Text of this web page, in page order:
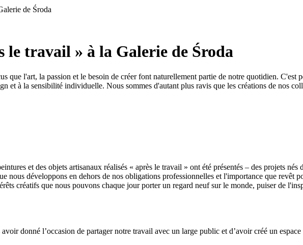
de Środa
le travail » à la Galerie de Środa
que l'art, la passion et le besoin de créer font naturellement partie de notre quotidien. C'est
et à la sensibilité individuelle. Nous sommes d'autant plus ravis que les créations de nos
et des objets artisanaux réalisés « après le travail » ont été présentés – des projets
nous développons en dehors de nos obligations professionnelles et l'importance que revêt
créatifs que nous pouvons chaque jour porter un regard neuf sur le monde, puiser de
donné l’occasion de partager notre travail avec un large public et d’avoir créé un